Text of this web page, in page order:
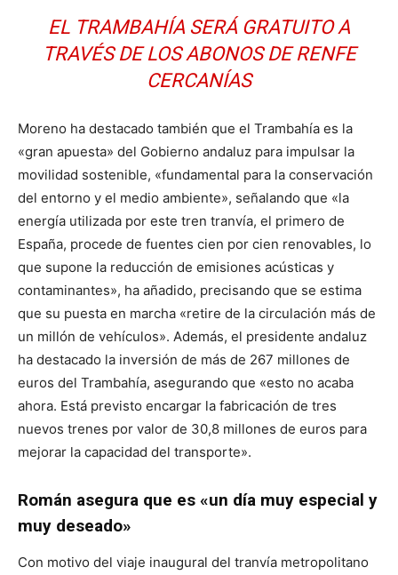
EL TRAMBAHÍA SERÁ GRATUITO A
TRAVÉS DE LOS ABONOS DE RENFE
CERCANÍAS
Moreno ha destacado también que el Trambahía es la
«gran apuesta» del Gobierno andaluz para impulsar la
movilidad sostenible, «fundamental para la conservación
del entorno y el medio ambiente», señalando que «la
energía utilizada por este tren tranvía, el primero de
España, procede de fuentes cien por cien renovables, lo
que supone la reducción de emisiones acústicas y
contaminantes», ha añadido, precisando que se estima
que su puesta en marcha «retire de la circulación más de
un millón de vehículos». Además, el presidente andaluz
ha destacado la inversión de más de 267 millones de
euros del Trambahía, asegurando que «esto no acaba
ahora. Está previsto encargar la fabricación de tres
nuevos trenes por valor de 30,8 millones de euros para
mejorar la capacidad del transporte».
Román asegura que es «un día muy especial y
muy deseado»
Con motivo del viaje inaugural del tranvía metropolitano